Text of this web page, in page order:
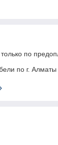
по
по г. Алматы